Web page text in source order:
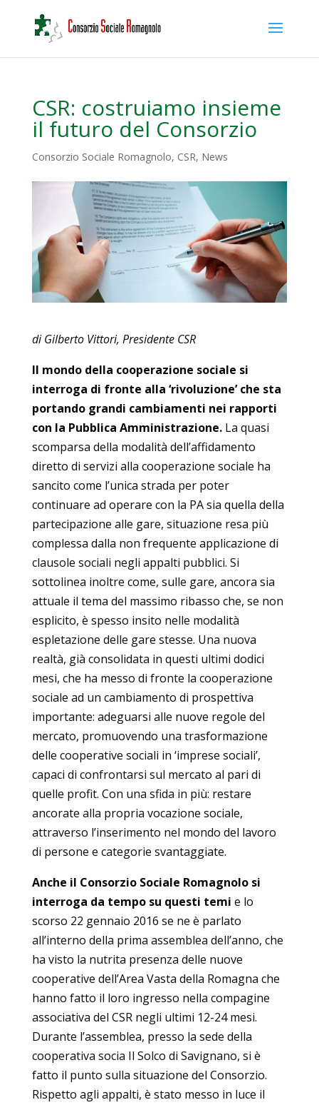
CSR: costruiamo insieme
il futuro del Consorzio
Consorzio Sociale Romagnolo, CSR, News
di Gilberto Vittori, Presidente CSR
Il mondo della cooperazione sociale si
interroga di fronte alla ‘rivoluzione’ che sta
portando grandi cambiamenti nei rapporti
con la Pubblica Amministrazione.La quasi
scomparsa della modalità dell’affidamento
diretto di servizi alla cooperazione sociale ha
sancito come l’unica strada per poter
continuare ad operare con la PA sia quella della
partecipazione alle gare, situazione resa più
complessa dalla non frequente applicazione di
clausole sociali negli appalti pubblici. Si
sottolinea inoltre come, sulle gare, ancora sia
attuale il tema del massimo ribasso che, se non
esplicito, è spesso insito nelle modalità
espletazione delle gare stesse. Una nuova
realtà, già consolidata in questi ultimi dodici
mesi, che ha messo di fronte la cooperazione
sociale ad un cambiamento di prospettiva
importante: adeguarsi alle nuove regole del
mercato, promuovendo una trasformazione
delle cooperative sociali in ‘imprese sociali’,
capaci di confrontarsi sul mercato al pari di
quelle profit. Con una sfida in più: restare
ancorate alla propria vocazione sociale,
attraverso l’inserimento nel mondo del lavoro
di persone e categorie svantaggiate.
Anche il Consorzio Sociale Romagnolo si
interroga da tempo su questi temi e lo
scorso 22 gennaio 2016 se ne è parlato
all’interno della prima assemblea dell’anno, che
ha visto la nutrita presenza delle nuove
cooperative dell’Area Vasta della Romagna che
hanno fatto il loro ingresso nella compagine
associativa del CSR negli ultimi 12-24 mesi.
Durante l’assemblea, presso la sede della
cooperativa socia Il Solco di Savignano, si è
fatto il punto sulla situazione del Consorzio.
Rispetto agli appalti, è stato messo in luce il